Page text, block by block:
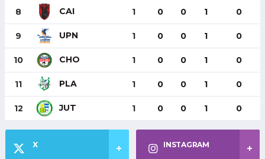
8 CAI 1 0 0 1 0
9 UPN 1 0 0 1 0
10 CHO 1 0 0 1 0
11 PLA 1 0 0 1 0
12 JUT 1 0 0 1 0
X INSTAGRAM